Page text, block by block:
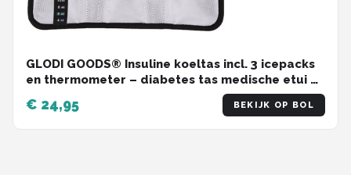
GLODI GOODS® Insuline koeltas incl. 3 icepacks
en thermometer – diabetes tas medische etui –
koeltasje voor op reis - hardcase 22 x 12 x 6cm
€ 24,95 BEKIJK OP BOL